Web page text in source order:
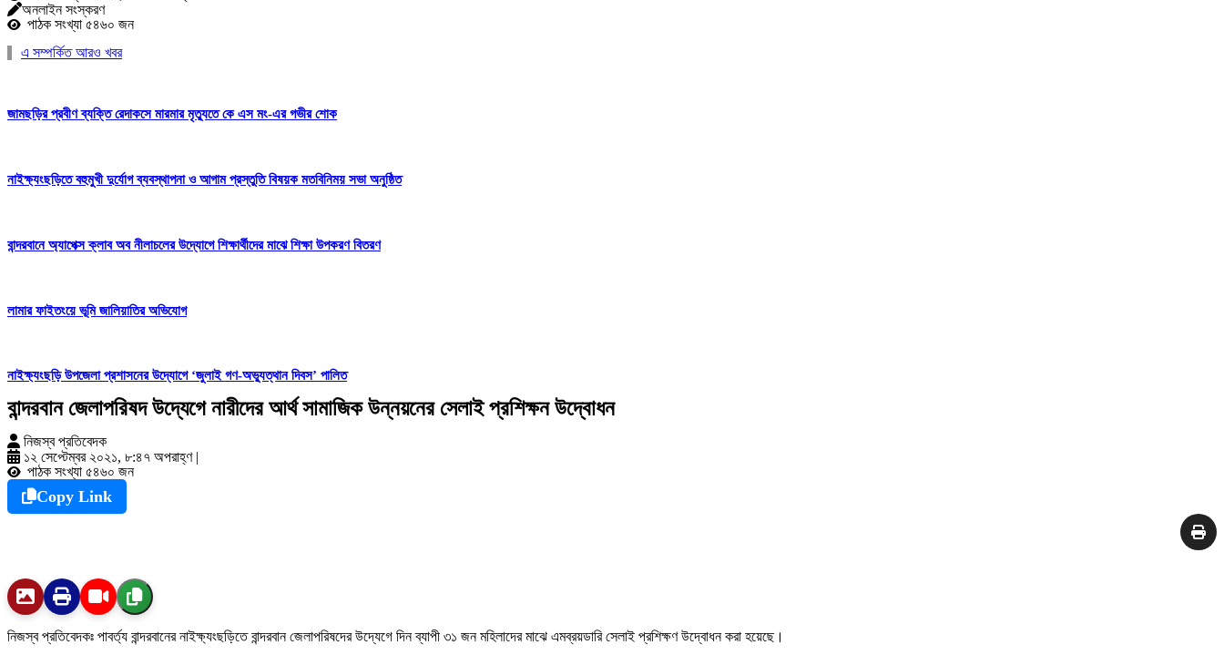
অনলাইন সংস্করণ
পাঠক সংখ্যা ৫৪৬০ জন
এ সম্পর্কিত আরও খবর
জামছড়ির প্রবীণ ব্যক্তি রেদাকসে মারমার মৃত্যুতে কে এস মং-এর গভীর শোক
নাইক্ষ্যংছড়িতে বহুমুখী দুর্যোগ ব্যবস্থাপনা ও আগাম প্রস্তুতি বিষয়ক মতবিনিময় সভা অনুষ্ঠিত
বান্দরবানে অ্যাপেক্স ক্লাব অব নীলাচলের উদ্যোগে শিক্ষার্থীদের মাঝে শিক্ষা উপকরণ বিতরণ
লামার ফাইতংয়ে ভূমি জালিয়াতির অভিযোগ
নাইক্ষ্যংছড়ি উপজেলা প্রশাসনের উদ্যোগে ‘জুলাই গণ-অভ্যুত্থান দিবস’ পালিত
বান্দরবান জেলাপরিষদ উদ্যেগে নারীদের আর্থ সামাজিক উন্নয়নের সেলাই প্রশিক্ষন উদ্বোধন
নিজস্ব প্রতিবেদক
১২ সেপ্টেম্বর ২০২১, ৮:৪৭ অপরাহ্ণ |
পাঠক সংখ্যা ৫৪৬০ জন
Copy Link
নিজস্ব প্রতিবেদকঃ পাবর্ত্য বান্দরবানের নাইক্ষ্যংছড়িতে বান্দরবান জেলাপরিষদের উদ্যেগে দিন ব্যাপী ৩১ জন মহিলাদের মাঝে এমব্রয়ডারি সেলাই প্রশিক্ষণ উদ্বোধন করা হয়েছে।